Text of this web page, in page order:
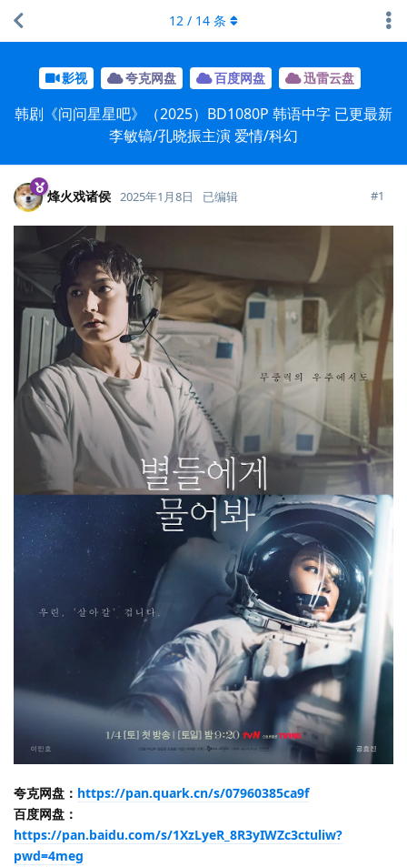
影视 夸克网盘 百度网盘 迅雷云盘
韩剧《问问星星吧》（2025）BD1080P 韩语中字 已更最新
李敏镐/孔晓振主演 爱情/科幻
12 / 14 条
烽火戏诸侯 2025年1月8日 已编辑 #1
夸克网盘： https://pan.quark.cn/s/07960385ca9f
百度网盘：
https://pan.baidu.com/s/1XzLyeR_8R3yIWZc3ctuliw?
pwd=4meg